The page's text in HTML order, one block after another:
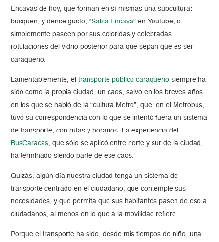
Encavas de hoy, que forman en sí mismas una subcultura:
busquen, y dense gusto,“Salsa Encava” en Youtube, o
simplemente paseen por sus coloridas y celebradas
rotulaciones del vidrio posterior para que sepan qué es ser
caraqueño.
Lamentablemente, eltransporte público caraqueño siempre ha
sido como la propia ciudad, un caos, salvo en los breves años
en los que se habló de la “cultura Metro”, que, en el Metrobús,
tuvo su correspondencia con lo que se intentó fuera un sistema
de transporte, con rutas y horarios. La experiencia del
BusCaracas, que sólo se aplicó entre norte y sur de la ciudad,
ha terminado siendo parte de ese caos.
Quizás, algún día nuestra ciudad tenga un sistema de
transporte centrado en el ciudadano, que contemple sus
necesidades, y que permita que sus habitantes pasen de eso a
ciudadanos, al menos en lo que a la movilidad refiere.
Porque el transporte ha sido, desde mis tiempos de niño, una